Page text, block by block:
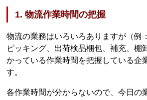
1. 物流作業時間の把握
物流の業務はいろいろありますが（例
ピッキング、出荷検品梱包、補充、棚
かっている作業時間を把握している企
す。
各作業時間が分からないので、今日の